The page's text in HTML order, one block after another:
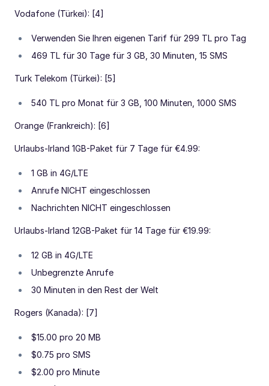
Vodafone (Türkei): [4]
Verwenden Sie Ihren eigenen Tarif für 299 TL pro Tag
469 TL für 30 Tage für 3 GB, 30 Minuten, 15 SMS
Turk Telekom (Türkei): [5]
540 TL pro Monat für 3 GB, 100 Minuten, 1000 SMS
Orange (Frankreich): [6]
Urlaubs-Irland 1GB-Paket für 7 Tage für €4.99:
1 GB in 4G/LTE
Anrufe NICHT eingeschlossen
Nachrichten NICHT eingeschlossen
Urlaubs-Irland 12GB-Paket für 14 Tage für €19.99:
12 GB in 4G/LTE
Unbegrenzte Anrufe
30 Minuten in den Rest der Welt
Rogers (Kanada): [7]
$15.00 pro 20 MB
$0.75 pro SMS
$2.00 pro Minute